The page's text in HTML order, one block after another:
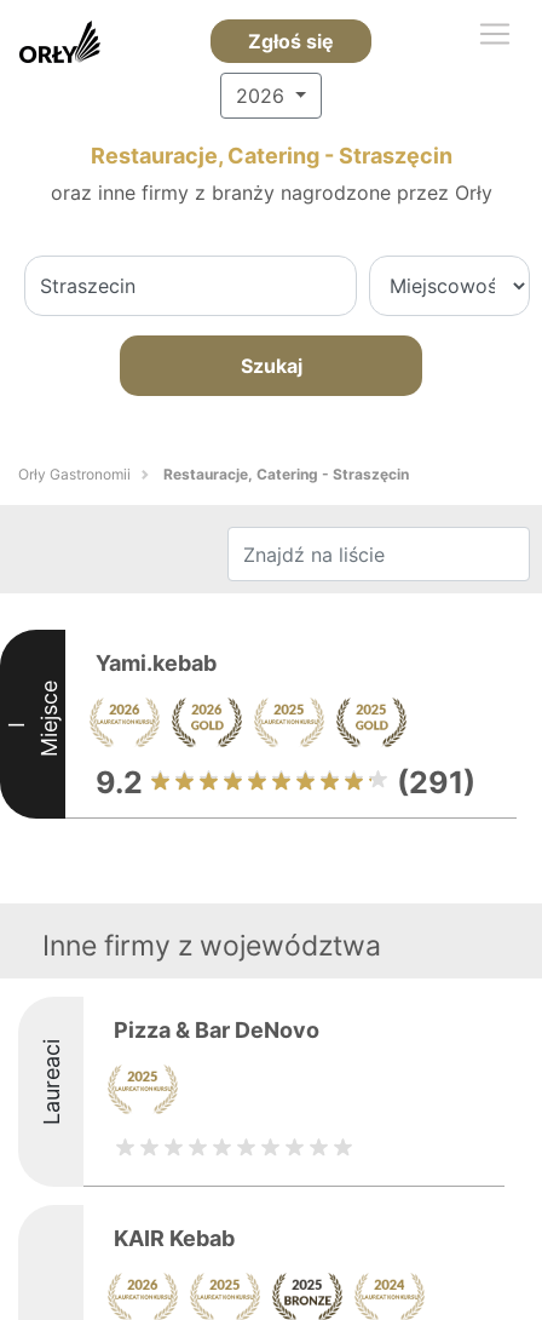
Zgłoś się
2026
Restauracje, Catering - Straszęcin
oraz inne firmy z branży nagrodzone przez Orły
Szukaj
Orły Gastronomii Restauracje, Catering - Straszęcin
I Miejsce
Yami.kebab
9.2 (291)
Inne firmy z województwa
Laureaci
Pizza & Bar DeNovo
KAIR Kebab